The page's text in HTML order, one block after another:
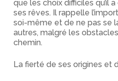
que les choix difficiles qu’il
ses rêves. Il rappelle
soi-même et de ne pas se
autres, malgré les
chemin.
La fierté de ses origines et